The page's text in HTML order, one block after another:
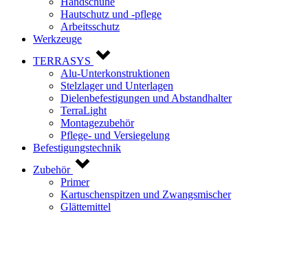
Hautschutz und -pflege
Arbeitsschutz
Werkzeuge
TERRASYS
Alu-Unterkonstruktionen
Stelzlager und Unterlagen
Dielenbefestigungen und Abstandhalter
TerraLight
Montagezubehör
Pflege- und Versiegelung
Befestigungstechnik
Zubehör
Primer
Kartuschenspitzen und Zwangsmischer
Glättemittel